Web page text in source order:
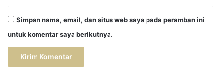
Simpan nama, email, dan situs web saya pada peramban ini
untuk komentar saya berikutnya.